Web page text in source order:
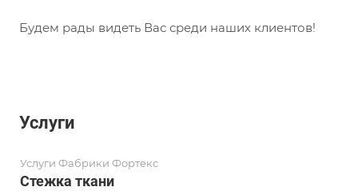
Будем рады видеть Вас среди наших клиентов!
Услуги
Услуги Фабрики Фортекс
Стежка ткани